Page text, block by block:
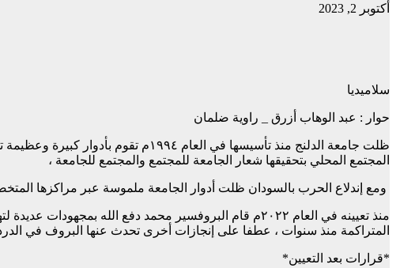
أكتوبر 2, 2023
سلاميديا
حوار : عبد الوهاب أزرق _ راوية ضلمان
ظلت جامعة الدلنج منذ تأسيسها في
المجتمع المحلي بتحقيقها شعار الجامعة للمجتمع والمجتمع للجامعة ،
ومع إندلاع الحرب بالسودان ظلت أدوار الجامعة ملموسة عبر مراكزها
منذ تعيينه في العام ٢٠٢٢م قام البروفسير محمد دفع الله
المتراكمة منذ سنوات ، عطفا على إنجازات أخرى تحدث عنها البروف في
*قرارات بعد التعيين*